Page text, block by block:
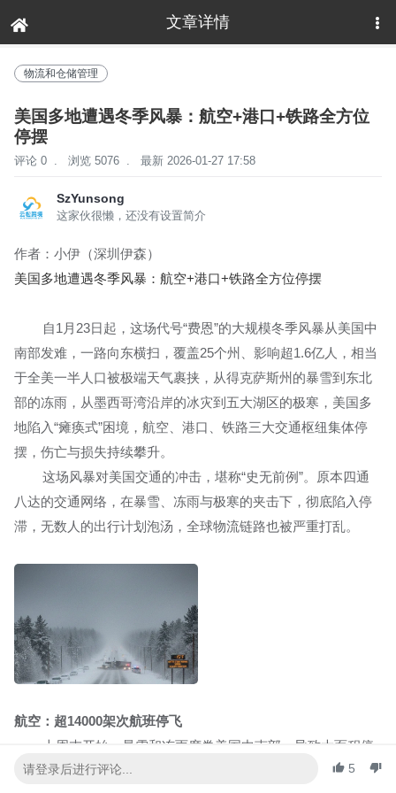
文章详情
下拉刷新
物流和仓储管理
美国多地遭遇冬季风暴：航空+港口+铁路全方位
停摆
评论 0 . 浏览 5076 . 最新 2026-01-27 17:58
SzYunsong
这家伙很懒，还没有设置简介
作者：小伊（深圳伊森）
美国多地遭遇冬季风暴：航空+港口+铁路全方位停摆
自1月23日起，这场代号“费恩”的大规模冬季风暴从美国中
南部发难，一路向东横扫，覆盖25个州、影响超1.6亿人，相当
于全美一半人口被极端天气裹挟，从得克萨斯州的暴雪到东北
部的冻雨，从墨西哥湾沿岸的冰灾到五大湖区的极寒，美国多
地陷入“瘫痪式”困境，航空、港口、铁路三大交通枢纽集体停
摆，伤亡与损失持续攀升。
这场风暴对美国交通的冲击，堪称“史无前例”。原本四通
八达的交通网络，在暴雪、冻雨与极寒的夹击下，彻底陷入停
滞，无数人的出行计划泡汤，全球物流链路也被严重打乱。
航空：超14000架次航班停飞
上周末开始，暴雪和冻雨席卷美国中南部，导致大面积停
电，航空运输首当其冲。根据最新统计，全美已有超过14000架
5